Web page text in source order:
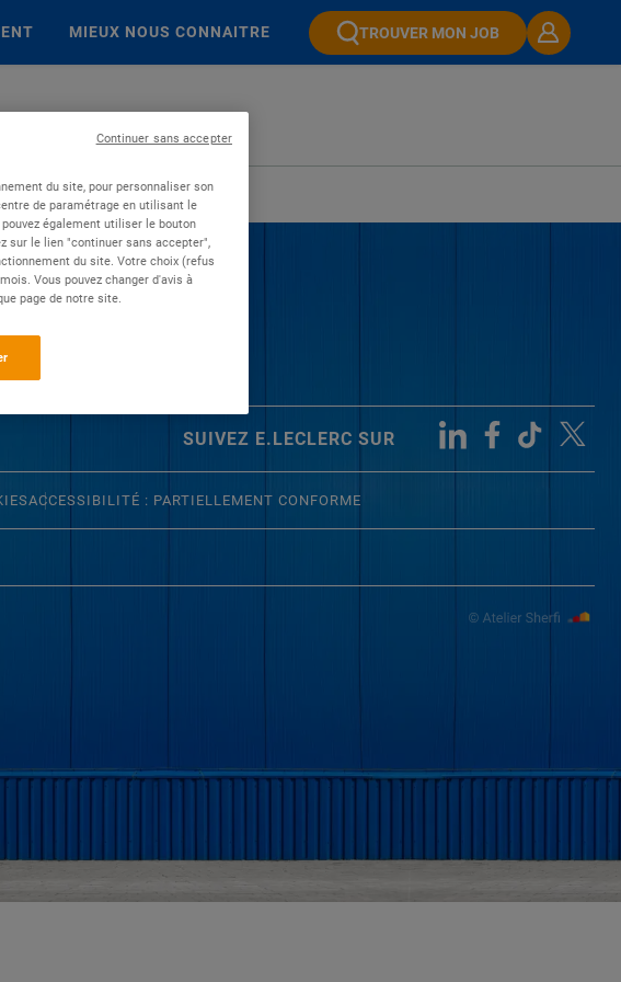
MIEUX NOUS CONNAITRE TROUVER MON JOB
SUIVEZ E.LECLERC SUR
ACCESSIBILITÉ : PARTIELLEMENT CONFORME
du site, pour personnaliser son
de paramétrage en utilisant le
également utiliser le bouton
sur le lien "continuer sans accepter",
du site. Votre choix (refus
Vous pouvez changer d'avis à
page de notre site.
Continuer sans accepter